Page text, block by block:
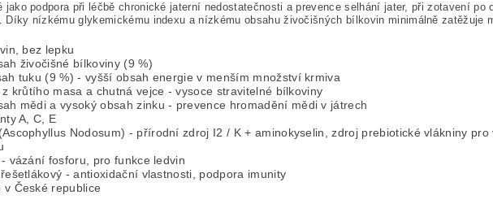
jako podpora při léčbě chronické jaterní nedostatečnosti a prevence selhání jater, při zotavení po
Díky nízkému glykemickému indexu a nízkému obsahu živočišných bílkovin minimálně zatěžuje
bez lepku
živočišné bílkoviny (9 %)
tuku (9 %) - vyšší obsah energie v menším množství krmiva
z krůtího masa a chutná vejce - vysoce stravitelné bílkoviny
mědi a vysoký obsah zinku - prevence hromadění mědi v játrech
A, C, E
Nodosum) - přírodní zdroj I2 / K + aminokyselin, zdroj prebiotické vlákniny
vázání fosforu, pro funkce ledvin
- antioxidační vlastnosti, podpora imunity
v České republice